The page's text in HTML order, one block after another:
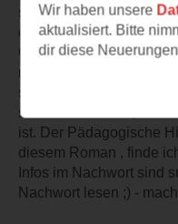
sich wirklich beide
einfach nur toll sind.
Charaktere sehr schön,
mitfühlen kann. Dann
sehr gute Recherche
schön beschreibt , wie
ist. Der Pädagogische
diesem Roman , finde
Infos im Nachwort sind
Nachwort lesen ;) -
Wir haben unsere
aktualisiert. Bitte
dir diese